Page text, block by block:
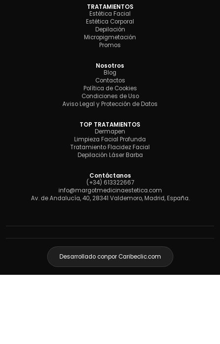
TRATAMIENTOS
Estética Facial
Estética Corporal
Depilación
Micropigmetación
Promos
Nosotros
Blog
Contactos
Política de Cookies
Condiciones de Uso
Aviso Legal y Protección de Datos
TOP TRATAMIENTOS
Dermapen
Limpieza Facial Profunda
Tratamiento Flacidez Facial
Depilación Láser Barba
Contáctanos
(+34) 613322667
info@margotmedicinaestetica.com
Av. de Andalucía, 40, 28341 Valdemoro, Madrid, España.
Desarrollado conpor Caribeclic.com